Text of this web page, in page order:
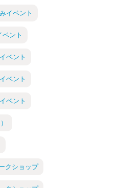
イベント
ント
ベント
ベント
ベント
クショップ